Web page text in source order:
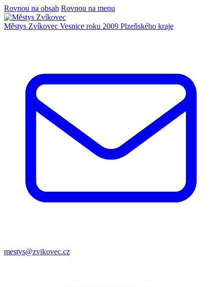
Rovnou na obsah Rovnou na menu
Městys Zvíkovec Vesnice roku 2009 Plzeňského kraje
mestys@zvikovec.cz